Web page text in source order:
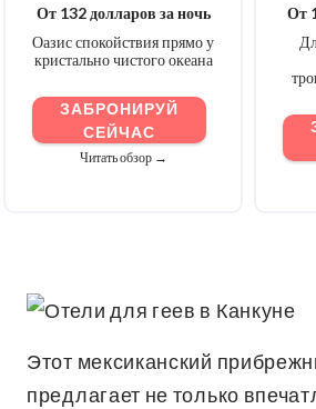
От 132 долларов за ночь
Оазис спокойствия прямо у
кристально чистого океана
ЗАБРОНИРУЙ
СЕЙЧАС
Читать обзор →
От
Этот мексиканский
предлагает не только